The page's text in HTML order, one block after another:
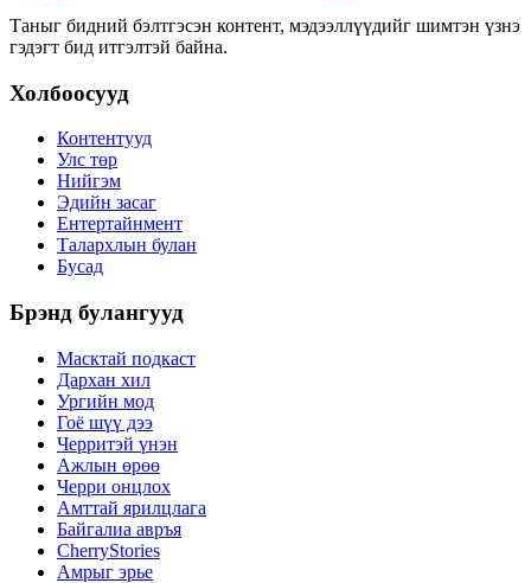
Таныг бидний бэлтгэсэн контент, мэдээллүүдийг шимтэн үзнэ
гэдэгт бид итгэлтэй байна.
Холбоосууд
Контентууд
Улс төр
Нийгэм
Эдийн засаг
Ентертайнмент
Талархлын булан
Бусад
Брэнд булангууд
Масктай подкаст
Дархан хил
Ургийн мод
Гоё шүү дээ
Черритэй үнэн
Ажлын өрөө
Черри онцлох
Амттай ярилцлага
Байгалиа авръя
CherryStories
Амрыг эрье